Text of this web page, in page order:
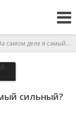
самом деле я самый сильный?
сильный?